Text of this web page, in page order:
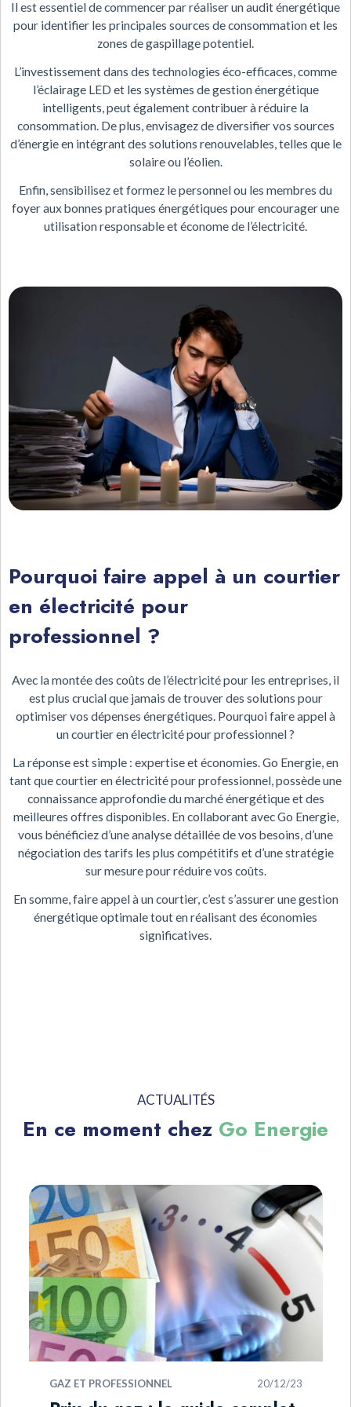
Il est essentiel de commencer par réaliser un audit énergétique
pour identifier les principales sources de consommation et les
zones de gaspillage potentiel.
L’investissement dans des technologies éco-efficaces, comme
l’éclairage LED et les systèmes de gestion énergétique
intelligents, peut également contribuer à réduire la
consommation. De plus, envisagez de diversifier vos sources
d’énergie en intégrant des solutions renouvelables, telles que le
solaire ou l’éolien.
Enfin, sensibilisez et formez le personnel ou les membres du
foyer aux bonnes pratiques énergétiques pour encourager une
utilisation responsable et économe de l’électricité.
Pourquoi faire appel à un courtier
en électricité pour
professionnel ?
Avec la montée des coûts de l’électricité pour les entreprises, il
est plus crucial que jamais de trouver des solutions pour
optimiser vos dépenses énergétiques. Pourquoi faire appel à
un courtier en électricité pour professionnel ?
La réponse est simple : expertise et économies. Go Energie, en
tant que courtier en électricité pour professionnel, possède une
connaissance approfondie du marché énergétique et des
meilleures offres disponibles. En collaborant avec Go Energie,
vous bénéficiez d’une analyse détaillée de vos besoins, d’une
négociation des tarifs les plus compétitifs et d’une stratégie
sur mesure pour réduire vos coûts.
En somme, faire appel à un courtier, c’est s’assurer une gestion
énergétique optimale tout en réalisant des économies
significatives.
ACTUALITÉS
En ce moment chez Go Energie
20/12/23 GAZ ET